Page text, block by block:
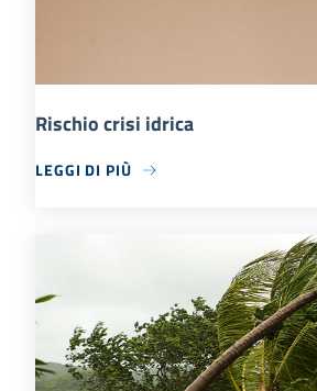
Rischio crisi idrica
LEGGI DI PIÙ